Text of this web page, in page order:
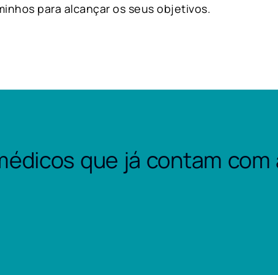
para alcançar os seus objetivos.
que já contam com